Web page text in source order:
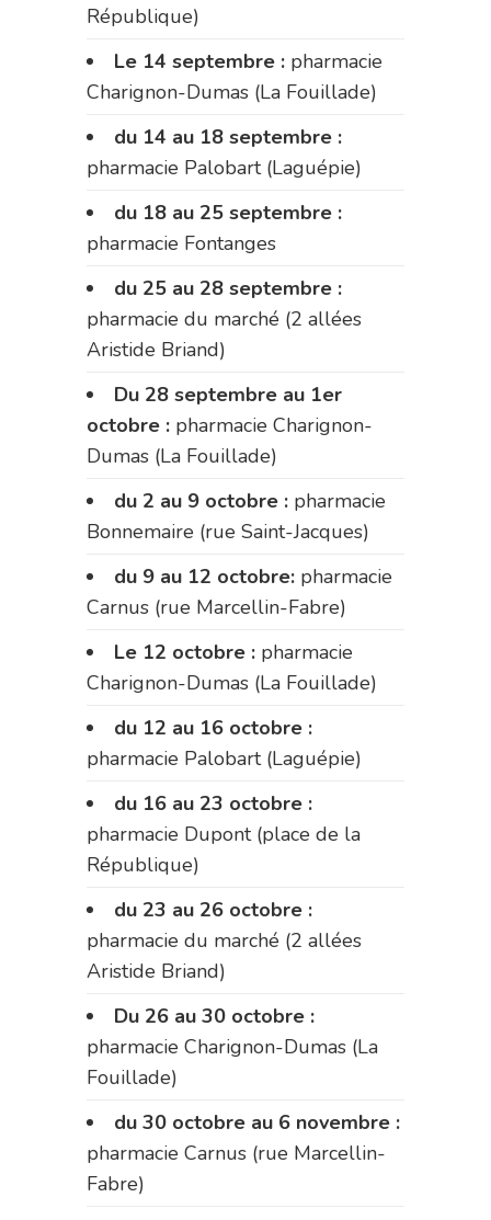
République)
Le 14 septembre : pharmacie
Charignon-Dumas (La Fouillade)
du 14 au 18 septembre :
pharmacie Palobart (Laguépie)
du 18 au 25 septembre :
pharmacie Fontanges
du 25 au 28 septembre :
pharmacie du marché (2 allées
Aristide Briand)
Du 28 septembre au 1er
octobre : pharmacie Charignon-
Dumas (La Fouillade)
du 2 au 9 octobre : pharmacie
Bonnemaire (rue Saint-Jacques)
du 9 au 12 octobre: pharmacie
Carnus (rue Marcellin-Fabre)
Le 12 octobre : pharmacie
Charignon-Dumas (La Fouillade)
du 12 au 16 octobre :
pharmacie Palobart (Laguépie)
du 16 au 23 octobre :
pharmacie Dupont (place de la
République)
du 23 au 26 octobre :
pharmacie du marché (2 allées
Aristide Briand)
Du 26 au 30 octobre :
pharmacie Charignon-Dumas (La
Fouillade)
du 30 octobre au 6 novembre :
pharmacie Carnus (rue Marcellin-
Fabre)